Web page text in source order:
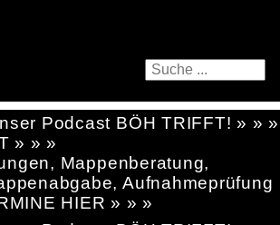
Podcast BÖH TRIFFT! » » »
» » »
Mappenberatung,
Aufnahmeprüfung
HIER » » »